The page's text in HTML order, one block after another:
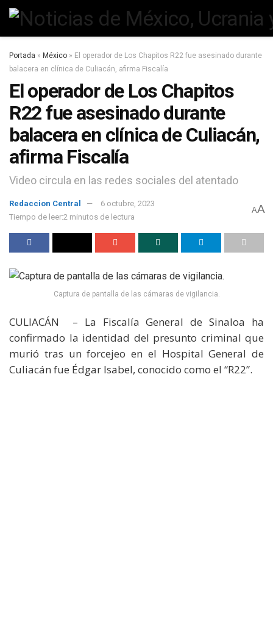
Portada » México » El operador de Los Chapitos R22 fue asesinado durante
balacera en clínica de Culiacán, afirma Fiscalía
El operador de Los Chapitos
R22 fue asesinado durante
balacera en clínica de Culiacán,
afirma Fiscalía
Video circula en las redes sociales del atentado
Redaccion Central
6 octubre, 2023
Tiempo de leer:2 minutos de lectura
AA
Captura de pantalla de las cámaras de vigilancia.
CULIACÁN – La Fiscalía General de Sinaloa ha
confirmado la identidad del presunto criminal que
murió tras un forcejeo en el Hospital General de
Culiacán fue Édgar Isabel, conocido como el “R22”.